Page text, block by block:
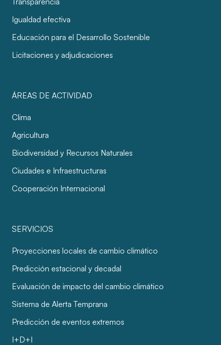
Igualdad efectiva
Educación para el Desarrollo Sostenible
Licitaciones y adjudicaciones
ÁREAS DE ACTIVIDAD
Clima
Agricultura
Biodiversidad y Recursos Naturales
Ciudades e Infraestructuras
Cooperación Internacional
SERVICIOS
Proyecciones locales de cambio climático
Predicción estacional y decadal
Evaluación de impacto del cambio climático
Sistema de Alerta Temprana
Predicción de eventos extremos
I+D+I